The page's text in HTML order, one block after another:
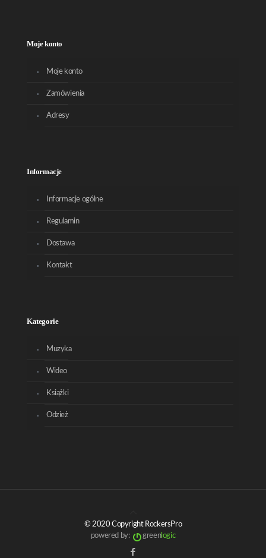
Moje konto
Moje konto
Zamówienia
Adresy
Informacje
Informacje ogólne
Regulamin
Dostawa
Kontakt
Kategorie
Muzyka
Wideo
Książki
Odzież
© 2020 Copyright RockersPro
powered by:
greenlogic